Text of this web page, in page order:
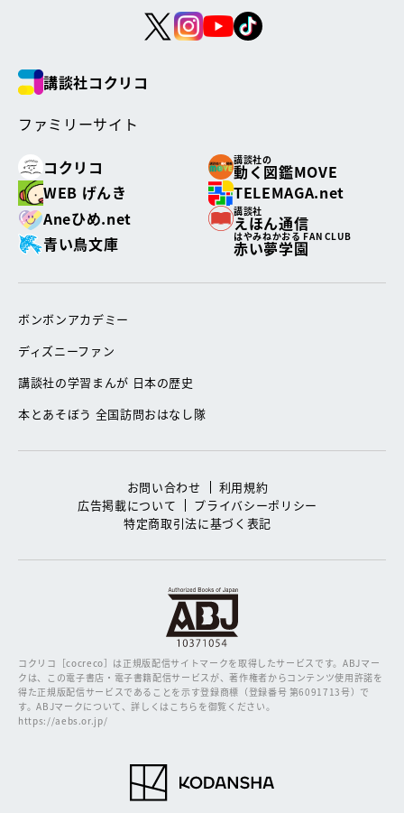
講談社コクリコ
ファミリーサイト
コクリコ
講談社の
動く図鑑MOVE
WEB げんき
TELEMAGA.net
Aneひめ.net
講談社
えほん通信
青い鳥文庫
はやみねかおる FAN CLUB
赤い夢学園
ボンボンアカデミー
ディズニーファン
講談社の学習まんが 日本の歴史
本とあそぼう 全国訪問おはなし隊
お問い合わせ
利用規約
広告掲載について
プライバシーポリシー
特定商取引法に基づく表記
コクリコ［cocreco］は正規版配信サイトマークを取得したサービスです。ABJマー
クは、この電子書店・電子書籍配信サービスが、著作権者からコンテンツ使用許諾を
得た正規版配信サービスであることを示す登録商標（登録番号 第6091713号）で
す。ABJマークについて、詳しくはこちらを御覧ください。
https://aebs.or.jp/